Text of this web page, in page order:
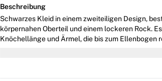
Beschreibung
Schwarzes Kleid in einem zweiteiligen Design,
körpernahen Oberteil und einem lockeren Rock.
Knöchellänge und Ärmel, die bis zum Ellenbogen
reiner Baumwolle. Das Modell ist 180 cm